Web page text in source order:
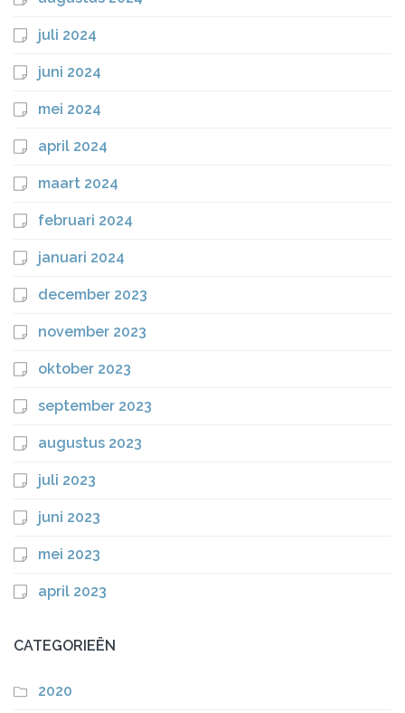
juli 2024
juni 2024
mei 2024
april 2024
maart 2024
februari 2024
januari 2024
december 2023
november 2023
oktober 2023
september 2023
augustus 2023
juli 2023
juni 2023
mei 2023
april 2023
CATEGORIEËN
2020